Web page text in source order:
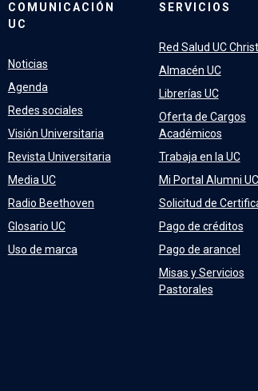
COMUNICACIÓN
UC
Noticias
Agenda
Redes sociales
Visión Universitaria
Revista Universitaria
Media UC
Radio Beethoven
Glosario UC
Uso de marca
SERVICIOS
Red Salud UC
Almacén UC
Librerías UC
Oferta de Cargos
Académicos
Trabaja en la UC
Mi Portal Alumni UC
Solicitud de
Pago de créditos
Pago de arancel
Misas y Servicios
Pastorales